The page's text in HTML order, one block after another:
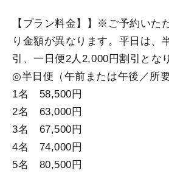
【プラン料金】】※ご予約いた
り金額が異なります。平日は、
引、一日便2人2,000円割引とな
◎半日便（午前または午後／所
1名 58,500円
2名 63,000円
3名 67,500円
4名 74,000円
5名 80,500円